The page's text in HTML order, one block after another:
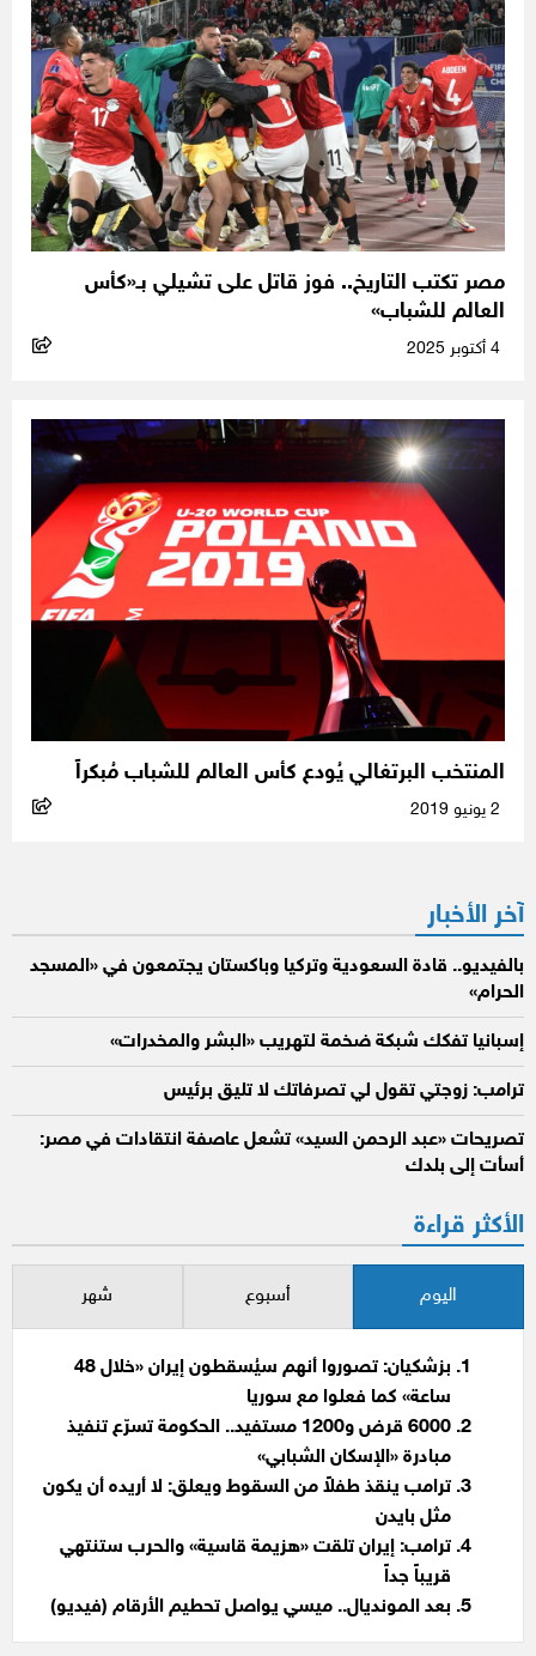
مصر تكتب التاريخ.. فوز قاتل على تشيلي بـ«كأس
العالم للشباب»
المنتخب البرتغالي يُودع كأس العالم للشباب مُبكراً
آخر الأخبار
بالفيديو.. قادة السعودية وتركيا وباكستان يجتمعون في «المسجد
الحرام»
إسبانيا تفكك شبكة ضخمة لتهريب «البشر والمخدرات»
ترامب: زوجتي تقول لي تصرفاتك لا تليق برئيس
تصريحات «عبد الرحمن السيد» تشعل عاصفة انتقادات في مصر:
أسأت إلى بلدك
الأكثر قراءة
اليوم أسبوع شهر
بزشكيان: تصوروا أنهم سيُسقطون إيران «خلال 48
ساعة» كما فعلوا مع سوريا
6000 قرض و1200 مستفيد.. الحكومة تسرّع تنفيذ
مبادرة «الإسكان الشبابي»
ترامب ينقذ طفلاً من السقوط ويعلق: لا أريده أن يكون
مثل بايدن
ترامب: إيران تلقت «هزيمة قاسية» والحرب ستنتهي
قريباً جداً
بعد المونديال.. ميسي يواصل تحطيم الأرقام (فيديو)